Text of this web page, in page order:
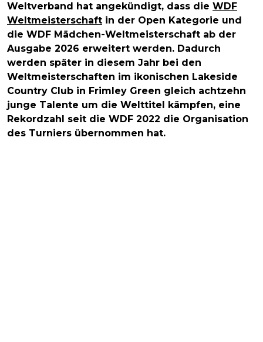
Weltverband hat angekündigt, dass die WDF
Weltmeisterschaft in der Open Kategorie und
die WDF Mädchen-Weltmeisterschaft ab der
Ausgabe 2026 erweitert werden. Dadurch
werden später in diesem Jahr bei den
Weltmeisterschaften im ikonischen Lakeside
Country Club in Frimley Green gleich achtzehn
junge Talente um die Welttitel kämpfen, eine
Rekordzahl seit die WDF 2022 die Organisation
des Turniers übernommen hat.